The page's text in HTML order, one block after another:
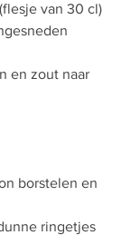
van 30 cl)
en zout naar
borstelen en
ringetjes